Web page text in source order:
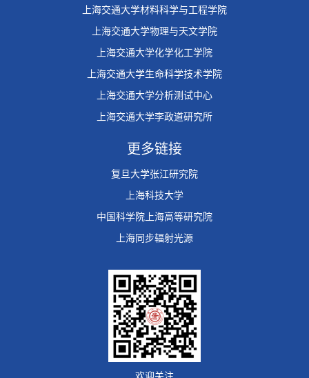
上海交通大学材料科学与工程学院
上海交通大学物理与天文学院
上海交通大学化学化工学院
上海交通大学生命科学技术学院
上海交通大学分析测试中心
上海交通大学李政道研究所
更多链接
复旦大学张江研究院
上海科技大学
中国科学院上海高等研究院
上海同步辐射光源